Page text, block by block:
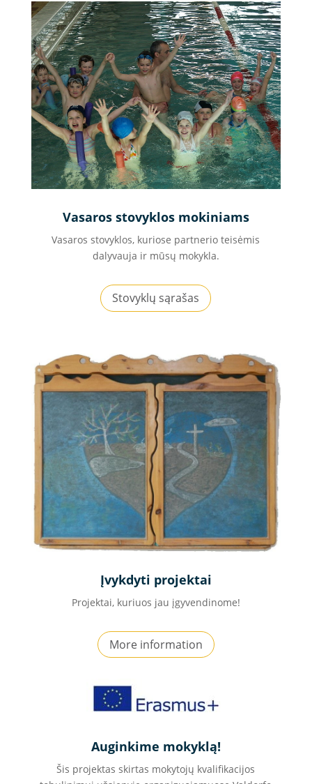
Vasaros stovyklos mokiniams
Vasaros stovyklos, kuriose partnerio teisėmis
dalyvauja ir mūsų mokykla.
Stovyklų sąrašas
Įvykdyti projektai
Projektai, kuriuos jau įgyvendinome!
More information
Auginkime mokyklą!
Šis projektas skirtas mokytojų kvalifikacijos